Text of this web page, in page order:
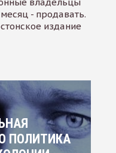
- продавать.
издание
ПОЛИТИКА